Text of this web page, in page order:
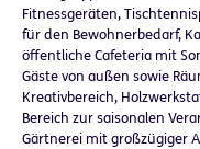
Fitnessgeräten,
für den Bewohnerbedarf,
öffentliche Cafeteria mit
Gäste von außen sowie
Kreativbereich,
Bereich zur saisonalen
Gärtnerei mit großzügiger